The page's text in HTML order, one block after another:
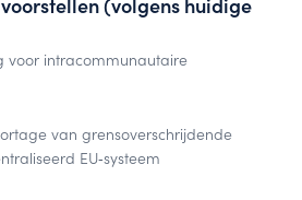
voor intracommunautaire
van grensoverschrijdende
EU‑systeem